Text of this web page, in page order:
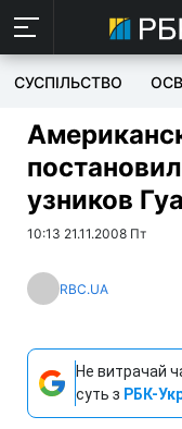
СУСПІЛЬСТВО
узников
10:13 21.11.2008 Пт
RBC.UA
Не витрачай
суть з РБК-